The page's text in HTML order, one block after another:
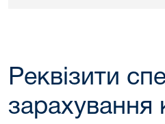
Реквізити
зарахування